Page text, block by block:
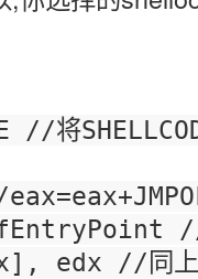
//将
//
edx //同上